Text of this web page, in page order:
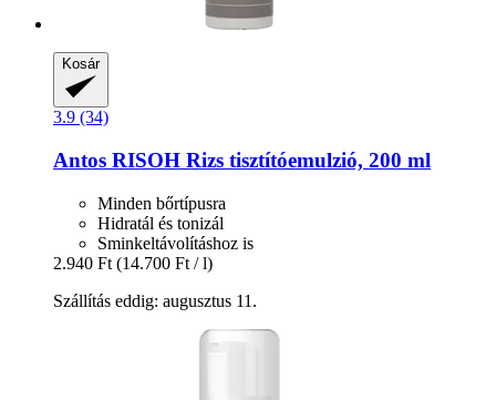
Kosár
3.9 (34)
Antos RISOH Rizs tisztítóemulzió, 200 ml
Minden bőrtípusra
Hidratál és tonizál
Sminkeltávolításhoz is
2.940 Ft (14.700 Ft / l)
Szállítás eddig: augusztus 11.